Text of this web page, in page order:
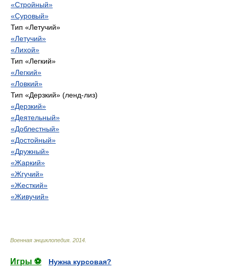
«Стройный»
«Суровый»
Тип «Летучий»
«Летучий»
«Лихой»
Тип «Легкий»
«Легкий»
«Ловкий»
Тип «Дерзкий» (ленд-лиз)
«Дерзкий»
«Деятельный»
«Доблестный»
«Достойный»
«Дружный»
«Жаркий»
«Жгучий»
«Жесткий»
«Живучий»
Военная энциклопедия 2014
Игры ⚽
Нужна курсовая?